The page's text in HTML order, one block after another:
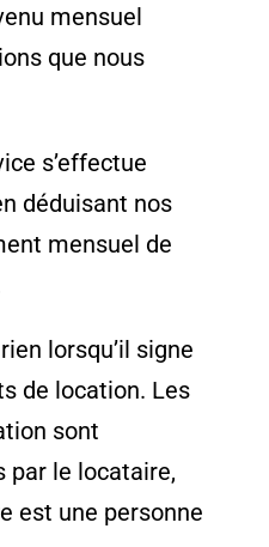
mensuel
que nous
s’effectue
déduisant nos
mensuel de
lorsqu’il signe
de location. Les
sont
par le locataire,
est une personne